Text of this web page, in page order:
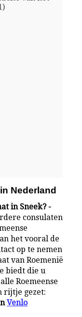
Nederland
in Sneek? -
consulaten
het vooral de
op te nemen
van Roemenië
biedt die u
Roemeense
rijtje gezet:
Venlo